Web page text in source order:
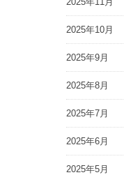
2025年10月
2025年9月
2025年8月
2025年7月
2025年6月
2025年5月